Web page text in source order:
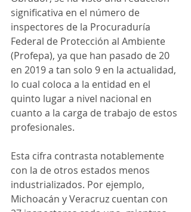
significativa en el número de
inspectores de la Procuraduría
Federal de Protección al Ambiente
(Profepa), ya que han pasado de 20
en 2019 a tan solo 9 en la actualidad,
lo cual coloca a la entidad en el
quinto lugar a nivel nacional en
cuanto a la carga de trabajo de estos
profesionales.
Esta cifra contrasta notablemente
con la de otros estados menos
industrializados. Por ejemplo,
Michoacán y Veracruz cuentan con